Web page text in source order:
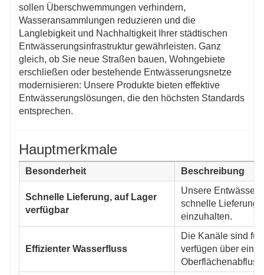
sollen Überschwemmungen verhindern,
Wasseransammlungen reduzieren und die
Langlebigkeit und Nachhaltigkeit Ihrer städtischen
Entwässerungsinfrastruktur gewährleisten. Ganz
gleich, ob Sie neue Straßen bauen, Wohngebiete
erschließen oder bestehende Entwässerungsnetze
modernisieren: Unsere Produkte bieten effektive
Entwässerungslösungen, die den höchsten Standards
entsprechen.
Hauptmerkmale
Besonderheit Beschreibung
Schnelle Lieferung, auf Lager
verfügbar
Unsere
schnelle Lieferung
einzuhalten.
Effizienter Wasserfluss
Die Kanäle sind
verfügen über eine